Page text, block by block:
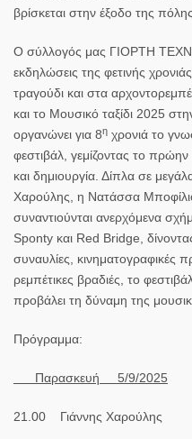
βρίσκεται στην έξοδο της
Ο σύλλογός μας ΓΙΟΡΤΗ
εκδηλώσεις της φετινής
τραγούδι και στα
και το Μουσικό ταξίδι 2025
οργανώνει για 8η χρονιά το
φεστιβάλ, γεμίζοντας το
και δημιουργία. Δίπλα σε
Χαρούλης, η Νατάσσα
συναντιούνται ανερχόμενα
Sponty και Red Bridge,
συναυλίες, κινηματογραφικές
ρεμπέτικες βραδιές, το
προβάλει τη δύναμη της
Πρόγραμμα:
Παρασκευή 5/9/2025
21.00 Γιάννης Χαρούλης